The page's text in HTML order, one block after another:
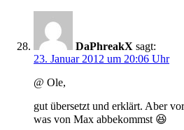
DaPhreakX sagt:
23. Januar 2012 um 20:06 Uhr
@ Ole,
gut übersetzt und erklärt. Aber
was von Max abbekommst 😆